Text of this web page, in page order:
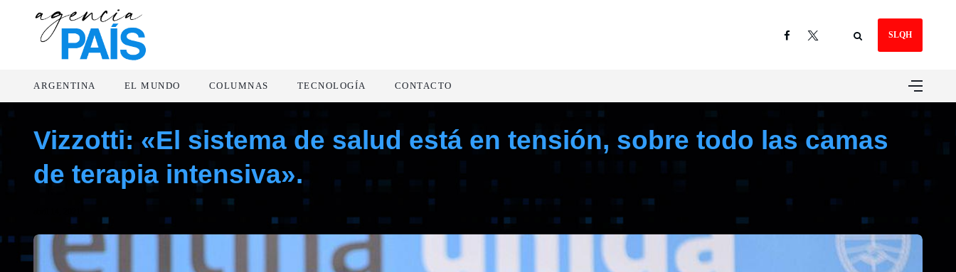
SLQH
ARGENTINA EL MUNDO COLUMNAS TECNOLOGÍA CONTACTO
Vizzotti: «El sistema de salud está en tensión, sobre todo las camas
de terapia intensiva».